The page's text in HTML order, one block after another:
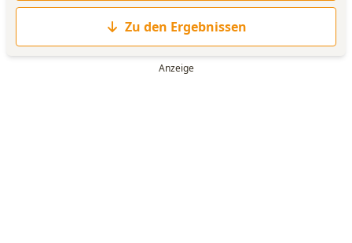
WORTLISTE
Zu den Ergebnissen